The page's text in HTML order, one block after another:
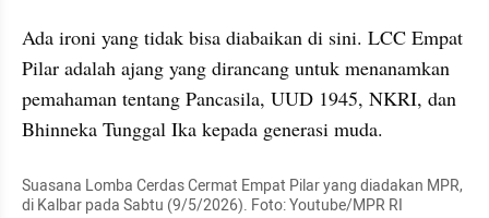
Ada ironi yang tidak bisa diabaikan di sini. LCC Empat
Pilar adalah ajang yang dirancang untuk menanamkan
pemahaman tentang Pancasila, UUD 1945, NKRI, dan
Bhinneka Tunggal Ika kepada generasi muda.
Suasana Lomba Cerdas Cermat Empat Pilar yang diadakan MPR,
di Kalbar pada Sabtu (9/5/2026). Foto: Youtube/MPR RI